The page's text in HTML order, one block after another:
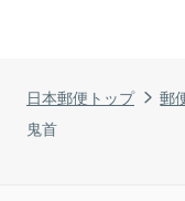
日本郵便トップ 郵
鬼首